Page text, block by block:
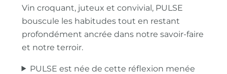
Vin croquant, juteux et convivial, PULSE
bouscule les habitudes tout en restant
profondément ancrée dans notre savoir-faire
et notre terroir.
PULSE est née de cette réflexion menée